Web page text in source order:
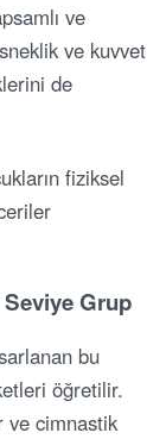
ve
ve kuvvet
de
fiziksel
Grup
bu
öğretilir.
ve cimnastik